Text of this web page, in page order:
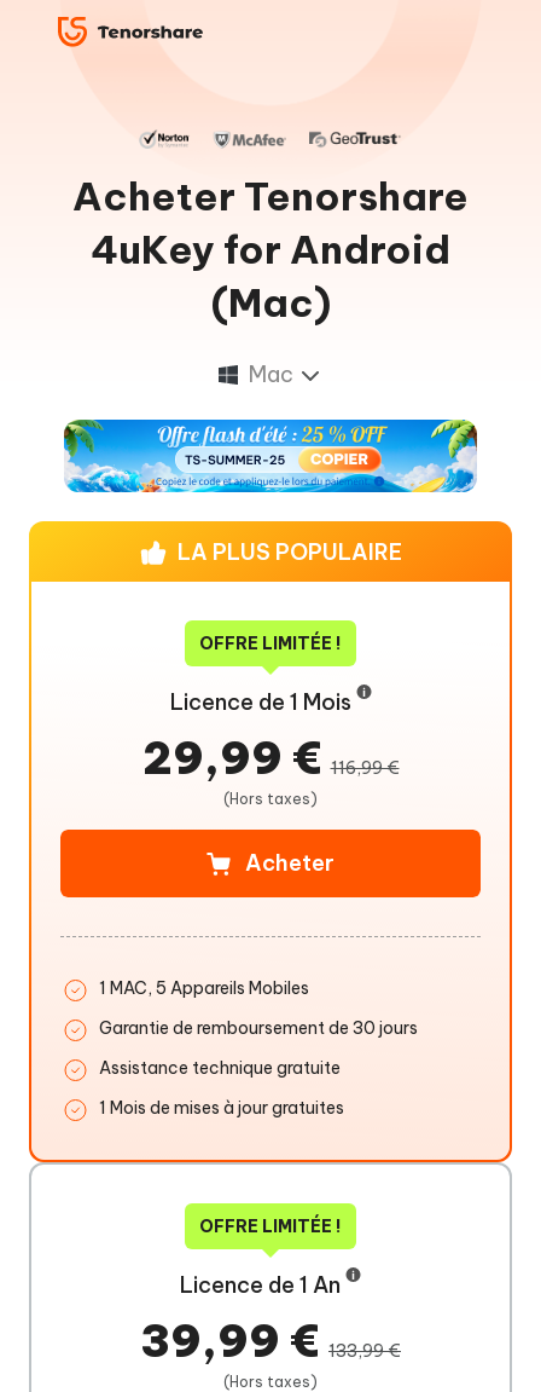
Acheter Tenorshare
4uKey for Android
(Mac)
Mac
OFFRE LIMITÉE !
Licence de 1 An
39,99 € 133,99 €
(Hors taxes)
LA PLUS POPULAIRE
OFFRE LIMITÉE !
Licence de 1 Mois
29,99 €116,99 €
(Hors taxes)
Acheter
1 MAC, 5 Appareils Mobiles
Garantie de remboursement de 30 jours
Assistance technique gratuite
1 Mois de mises à jour gratuites